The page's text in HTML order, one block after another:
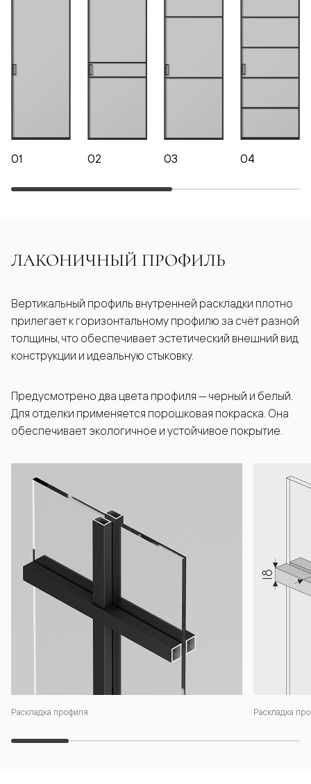
01 02 03 04
ЛАКОНИЧНЫЙ ПРОФИЛЬ
Раскладка профиля Раскладка
Вертикальный профиль внутренней раскладки плотно
прилегает к горизонтальному профилю за счёт разной
толщины, что обеспечивает эстетический внешний вид
конструкции и идеальную стыковку.
Предусмотрено два цвета профиля — черный и белый.
Для отделки применяется порошковая покраска. Она
обеспечивает экологичное и устойчивое покрытие.